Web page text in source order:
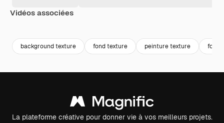
Vidéos associées
background texture fond texture peinture texture fond
La plateforme créative pour donner vie à vos meilleurs projets.